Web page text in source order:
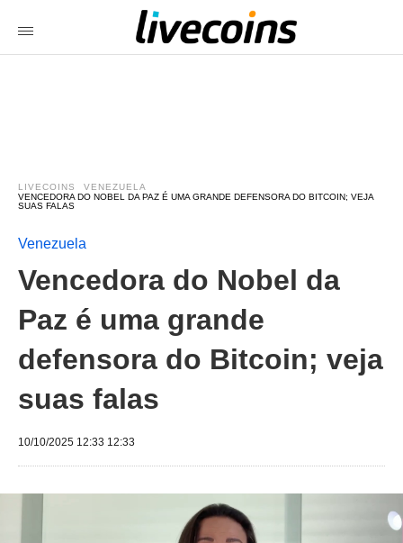
LIVECOINS
VENEZUELA
VENCEDORA DO NOBEL DA PAZ É UMA GRANDE DEFENSORA DO BITCOIN; VEJA
SUAS FALAS
Venezuela
Vencedora do Nobel da
Paz é uma grande
defensora do Bitcoin; veja
suas falas
10/10/2025 12:33 12:33